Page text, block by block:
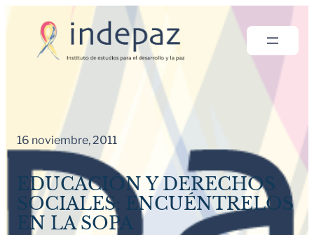
16 noviembre, 2011
EDUCACIÓN Y DERECHOS
SOCIALES: ENCUÉNTRELOS
EN LA SOPA